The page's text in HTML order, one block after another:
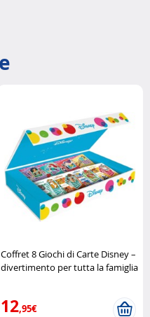
Coffret 8 Giochi di Carte Disney –
divertimento per tutta la famiglia
12,95€